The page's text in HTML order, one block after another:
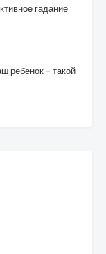
гадание
ребенок - такой